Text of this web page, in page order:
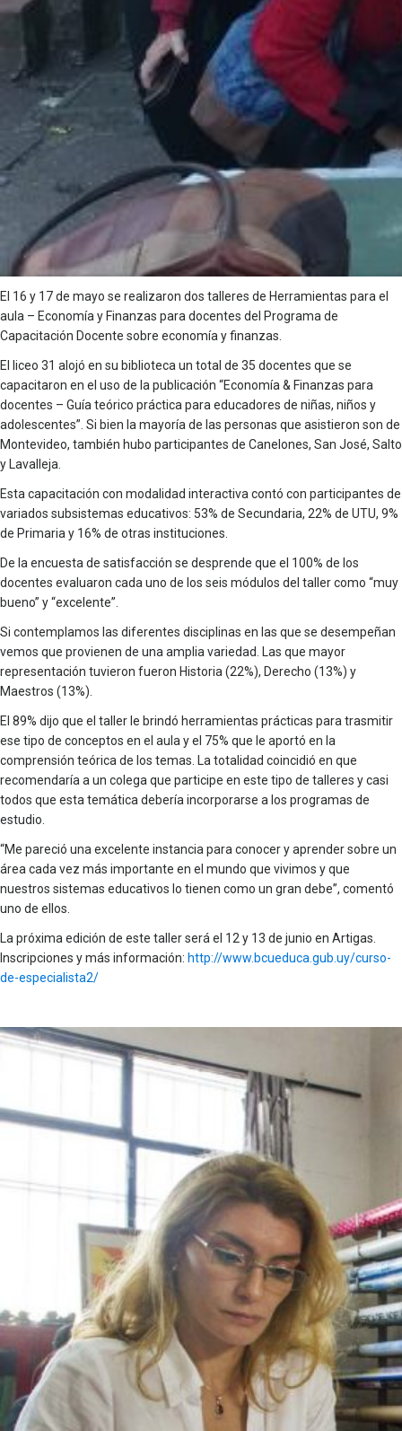
El 16 y 17 de mayo se realizaron dos talleres de Herramientas para el
aula – Economía y Finanzas para docentes del Programa de
Capacitación Docente sobre economía y finanzas.
El liceo 31 alojó en su biblioteca un total de 35 docentes que se
capacitaron en el uso de la publicación “Economía & Finanzas para
docentes – Guía teórico práctica para educadores de niñas, niños y
adolescentes”. Si bien la mayoría de las personas que asistieron son de
Montevideo, también hubo participantes de Canelones, San José, Salto
y Lavalleja.
Esta capacitación con modalidad interactiva contó con participantes de
variados subsistemas educativos: 53% de Secundaria, 22% de UTU, 9%
de Primaria y 16% de otras instituciones.
De la encuesta de satisfacción se desprende que el 100% de los
docentes evaluaron cada uno de los seis módulos del taller como “muy
bueno” y “excelente”.
Si contemplamos las diferentes disciplinas en las que se desempeñan
vemos que provienen de una amplia variedad. Las que mayor
representación tuvieron fueron Historia (22%), Derecho (13%) y
Maestros (13%).
El 89% dijo que el taller le brindó herramientas prácticas para trasmitir
ese tipo de conceptos en el aula y el 75% que le aportó en la
comprensión teórica de los temas. La totalidad coincidió en que
recomendaría a un colega que participe en este tipo de talleres y casi
todos que esta temática debería incorporarse a los programas de
estudio.
“Me pareció una excelente instancia para conocer y aprender sobre un
área cada vez más importante en el mundo que vivimos y que
nuestros sistemas educativos lo tienen como un gran debe”, comentó
uno de ellos.
La próxima edición de este taller será el 12 y 13 de junio en Artigas.
Inscripciones y más información: http://www.bcueduca.gub.uy/curso-
de-especialista2/